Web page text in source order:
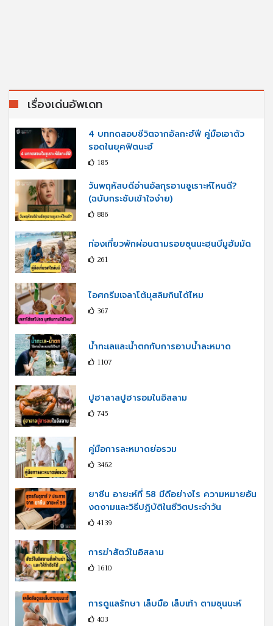
เรื่องเด่นอัพเดท
4 บททดสอบชีวิตจากอัลกะฮ์ฟี คู่มือเอาตัว
รอดในยุคฟิตนะฮ์
185
วันพฤหัสบดีอ่านอัลกุรอานซูเราะห์ไหนดี?
(ฉบับกระชับเข้าใจง่าย)
886
ท่องเที่ยวพักผ่อนตามรอยซุนนะฮฺนบีมูฮัมมัด
261
ไอศกรีมเจลาโต้มุสลิมกินได้ไหม
367
น้ำทะเลและน้ำตกกับการอาบน้ำละหมาด
1107
ปูฮาลาลปูฮารอมในอิสลาม
745
คู่มือการละหมาดย่อรวม
3462
ยาซีน อายะห์ที่ 58 มีดีอย่างไร ความหมายอัน
งดงามและวิธีปฏิบัติในชีวิตประจำวัน
4139
การฆ่าสัตว์ในอิสลาม
1610
การดูแลรักษา เล็บมือ เล็บเท้า ตามซุนนะห์
403